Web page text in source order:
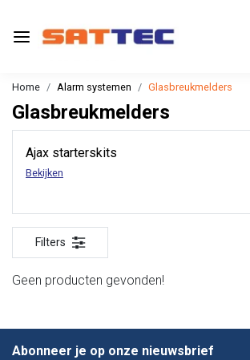
Home Alarm systemen Glasbreukmelders
Glasbreukmelders
Ajax starterskits
Bekijken
Filters
Geen producten gevonden!
Abonneer je op onze nieuwsbrief